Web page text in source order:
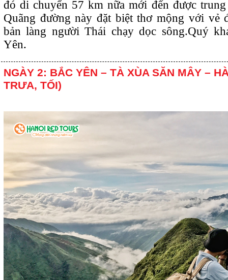
đó di chuyển 57 km nữa mới đến được
Quãng đường này đặt biệt thơ mộng với vẻ
bản làng người Thái chạy dọc sông.Quý
Yên.
NGÀY 2: BẮC YÊN – TÀ XÙA SĂN MÂY –
TRƯA, TỐI)